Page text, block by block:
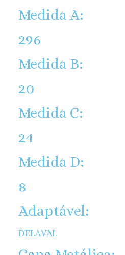
Medida A:
296
Medida B:
20
Medida C:
24
Medida D:
8
Adaptável:
DELAVAL